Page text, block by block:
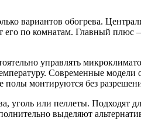
вариантов обогрева.
по комнатам. Главный плюс
управлять
Современные модели
монтируются без
уголь или пеллеты. Подходят
выделяют